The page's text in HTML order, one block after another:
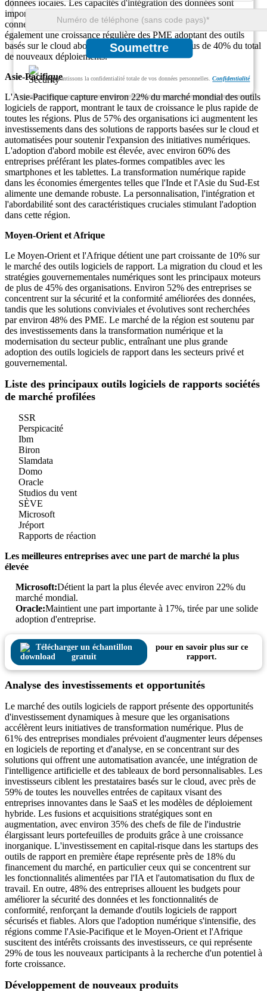
Soumettre
Nous garantissons la confidentialité totale de vos données personnelles.Confidentialité
données locales. Les capacités d'intégration des données sont
importantes pour 53% des acheteurs, en particulier pour la
connexion avec les systèmes informatiques hérités. La région voit
également une croissance régulière des PME adoptant des outils
basés sur le cloud abordables, ce qui représente plus de 40% du total
de nouveaux déploiements.
Asie-Pacifique
L'Asie-Pacifique capture environ 22% du marché mondial des outils
logiciels de rapport, montrant le taux de croissance le plus rapide de
toutes les régions. Plus de 57% des organisations ici augmentent les
investissements dans des solutions de rapports basées sur le cloud et
automatisées pour soutenir l'expansion des initiatives numériques.
L'adoption d'abord mobile est élevée, avec environ 60% des
entreprises préférant les plates-formes compatibles avec les
smartphones et les tablettes. La transformation numérique rapide
dans les économies émergentes telles que l'Inde et l'Asie du Sud-Est
alimente une demande robuste. La personnalisation, l'intégration et
l'abordabilité sont des caractéristiques cruciales stimulant l'adoption
dans cette région.
Moyen-Orient et Afrique
Le Moyen-Orient et l'Afrique détient une part croissante de 10% sur
le marché des outils logiciels de rapport. La migration du cloud et les
stratégies gouvernementales numériques sont les principaux moteurs
de plus de 45% des organisations. Environ 52% des entreprises se
concentrent sur la sécurité et la conformité améliorées des données,
tandis que les solutions conviviales et évolutives sont recherchées
par environ 48% des PME. Le marché de la région est soutenu par
des investissements dans la transformation numérique et la
modernisation du secteur public, entraînant une plus grande
adoption des outils logiciels de rapport dans les secteurs privé et
gouvernemental.
Liste des principaux outils logiciels de rapports sociétés
de marché profilées
SSR
Perspicacité
Ibm
Biron
Slamdata
Domo
Oracle
Studios du vent
SÈVE
Microsoft
Jréport
Rapports de réaction
Les meilleures entreprises avec une part de marché la plus
élevée
Microsoft:Détient la part la plus élevée avec environ 22% du
marché mondial.
Oracle:Maintient une part importante à 17%, tirée par une solide
adoption d'entreprise.
Télécharger un échantillon
gratuit
pour en savoir plus sur ce
rapport.
Analyse des investissements et opportunités
Le marché des outils logiciels de rapport présente des opportunités
d'investissement dynamiques à mesure que les organisations
accélèrent leurs initiatives de transformation numérique. Plus de
61% des entreprises mondiales prévoient d'augmenter leurs dépenses
en logiciels de reporting et d'analyse, en se concentrant sur des
solutions qui offrent une automatisation avancée, une intégration de
l'intelligence artificielle et des tableaux de bord personnalisables. Les
investisseurs ciblent les prestataires basés sur le cloud, avec près de
59% de toutes les nouvelles entrées de capitaux visant des
entreprises innovantes dans le SaaS et les modèles de déploiement
hybride. Les fusions et acquisitions stratégiques sont en
augmentation, avec environ 35% des chefs de file de l'industrie
élargissant leurs portefeuilles de produits grâce à une croissance
inorganique. L'investissement en capital-risque dans les startups des
outils de rapport en première étape représente près de 18% du
financement du marché, en particulier ceux qui se concentrent sur
les fonctionnalités alimentées par l'IA et l'automatisation du flux de
travail. En outre, 48% des entreprises allouent les budgets pour
améliorer la sécurité des données et les fonctionnalités de
conformité, renforçant la demande d'outils logiciels de rapport
sécurisés et fiables. Alors que l'adoption numérique s'intensifie, des
régions comme l'Asie-Pacifique et le Moyen-Orient et l'Afrique
suscitent des intérêts croissants des investisseurs, ce qui représente
29% de tous les nouveaux participants à la recherche d'un potentiel à
forte croissance.
Développement de nouveaux produits